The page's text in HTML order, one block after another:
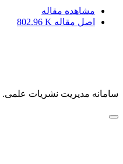
مشاهده مقاله
اصل مقاله 802.96 K
سامانه مدیریت نشریات علمی.